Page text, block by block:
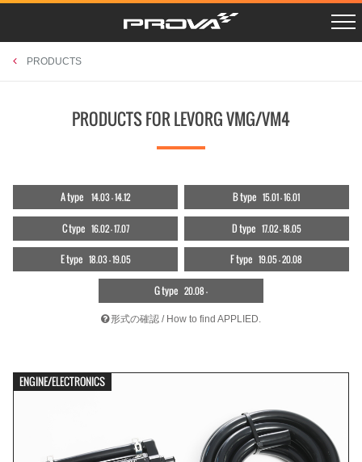
LAYBACK VN5
FORESTER SKE
XV GTE
FORESTER SK9
WRX S4 VAG
IMPREZA GJ/GP
BRZ/86 ZC/ZN
EXIGA YA
FORESTER SH
LEGACY BL/BP
FORESTER SG
ACCESSORIES
UNIVERSAL RETAILERS
SCHEDULE PROSHOPS
Instagram X Twitter
PRODUCTS
PRODUCTS FOR LEVORG VMG/VM4
A type 14.03 - 14.12 B type 15.01 - 16.01
C type 16.02 - 17.07 D type 17.02 - 18.05
E type 18.03 - 19.05 F type 19.05 - 20.08
G type 20.08 -
形式の確認 / How to find APPLIED.
ENGINE/ELECTRONICS